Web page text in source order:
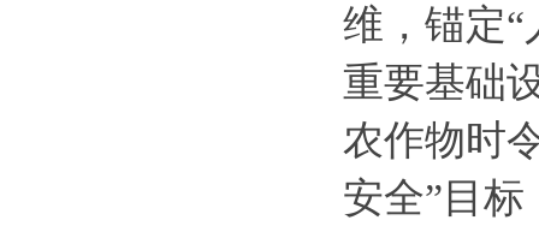
维，锚定
重要基础
农作物时
安全”目